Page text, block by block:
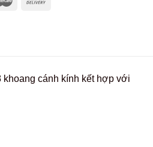
cánh kính kết hợp với